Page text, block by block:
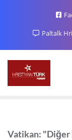
Paltalk
Vatikan: